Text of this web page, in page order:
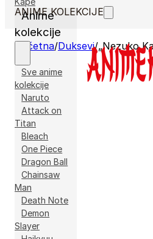
Anime
kolekcije
Sve anime
kolekcije
Naruto
Attack on
Titan
Bleach
One Piece
Dragon Ball
Chainsaw
Man
Death Note
Demon
Slayer
ANIME KOLEKCIJE
Početna/Duksevi/„Nezuko